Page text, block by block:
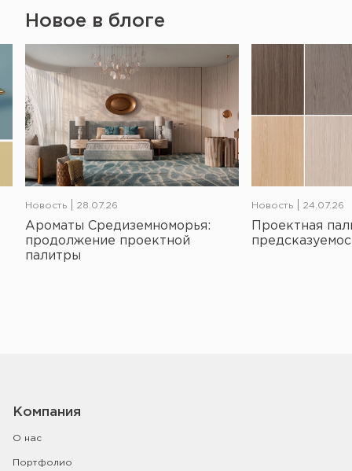
Новое в блоге
Новость 28.07.26
Ароматы Средиземноморья:
продолжение проектной
палитры
Новость 24.07.26
Проектная
Компания
О нас
Портфолио